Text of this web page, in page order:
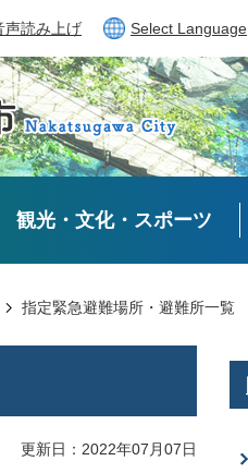
声読み上げ Select Language
観光・文化・スポーツ
指定緊急避難場所・避難所一覧
更新日：2022年07月07日